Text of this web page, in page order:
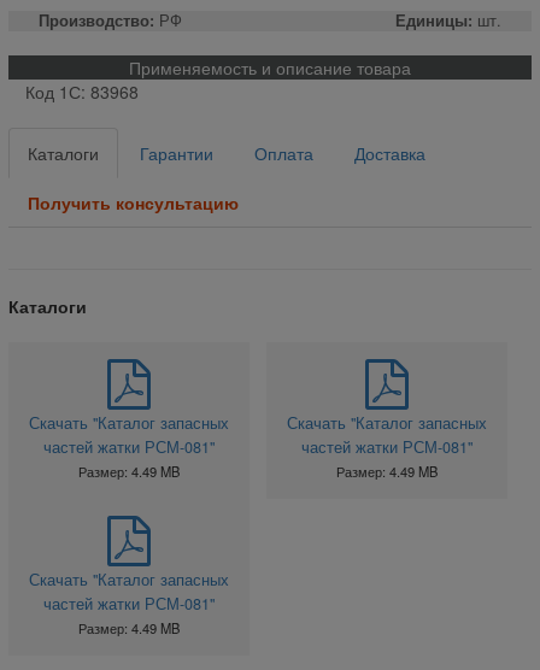
Производство: РФ Единицы: шт.
Применяемость и описание товара
Код 1С: 83968
Каталоги Гарантии Оплата Доставка
Получить консультацию
Каталоги
Скачать "Каталог запасных
частей жатки РСМ-081"
Размер: 4.49 MB
Скачать "Каталог запасных
частей жатки РСМ-081"
Размер: 4.49 MB
Скачать "Каталог запасных
частей жатки РСМ-081"
Размер: 4.49 MB